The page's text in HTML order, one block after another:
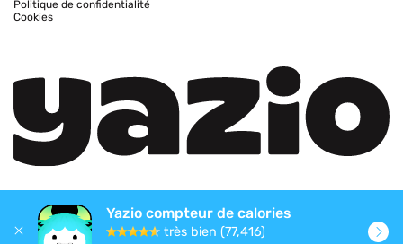
Politique de confidentialité
Cookies
Yazio compteur de calories
très bien (77,416)